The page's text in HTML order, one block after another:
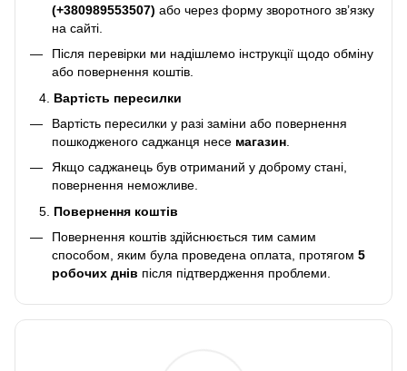
(+380989553507) або через форму зворотного зв’язку
на сайті.
Після перевірки ми надішлемо інструкції щодо обміну
або повернення коштів.
Вартість пересилки
Вартість пересилки у разі заміни або повернення
пошкодженого саджанця несе магазин
Якщо саджанець був отриманий у доброму стані,
повернення неможливе.
Повернення коштів
Повернення коштів здійснюється тим самим
способом, яким була проведена оплата, протягом 5
робочих днів після підтвердження проблеми.